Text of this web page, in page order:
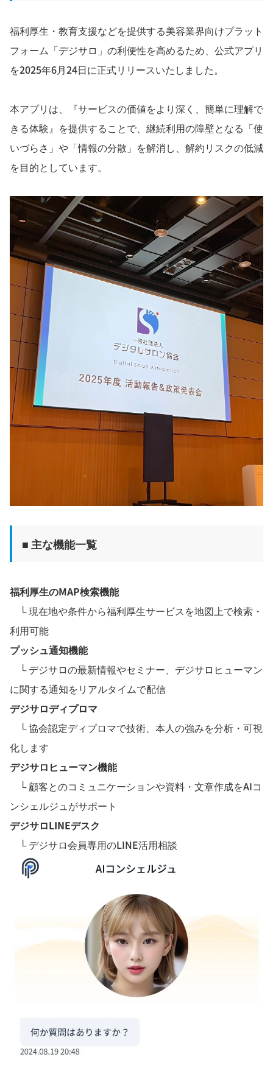
福利厚生・教育支援などを提供する美容業界向けプラット
フォーム「デジサロ」の利便性を高めるため、公式アプリ
を2025年6月24日に正式リリースいたしました。
本アプリは、『サービスの価値をより深く、簡単に理解で
きる体験』を提供することで、継続利用の障壁となる「使
いづらさ」や「情報の分散」を解消し、解約リスクの低減
を目的としています。
■ 主な機能一覧
福利厚生のMAP検索機能
└ 現在地や条件から福利厚生サービスを地図上で検索・
利用可能
プッシュ通知機能
└ デジサロの最新情報やセミナー、デジサロヒューマン
に関する通知をリアルタイムで配信
デジサロディプロマ
└ 協会認定ディプロマで技術、本人の強みを分析・可視
化します
デジサロヒューマン機能
└ 顧客とのコミュニケーションや資料・文章作成をAIコ
ンシェルジュがサポート
デジサロLINEデスク
└ デジサロ会員専用のLINE活用相談